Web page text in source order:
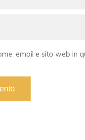
email e sito web in